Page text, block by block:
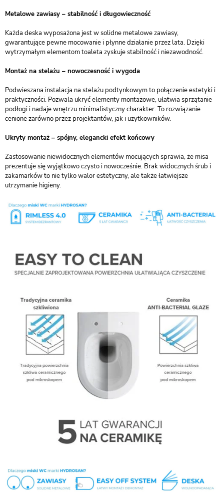
Metalowe zawiasy – stabilność i długowieczność
Każda deska wyposażona jest w solidne metalowe zawiasy,
gwarantujące pewne mocowanie i płynne działanie przez lata. Dzięki
wytrzymałym elementom toaleta zyskuje stabilność i niezawodność.
Montaż na stelażu – nowoczesność i wygoda
Podwieszana instalacja na stelażu podtynkowym to połączenie estetyki i
praktyczności. Pozwala ukryć elementy montażowe, ułatwia sprzątanie
podłogi i nadaje wnętrzu minimalistyczny charakter. To rozwiązanie
cenione zarówno przez projektantów, jak i użytkowników.
Ukryty montaż – spójny, elegancki efekt końcowy
Zastosowanie niewidocznych elementów mocujących sprawia, że misa
prezentuje się wyjątkowo czysto i nowocześnie. Brak widocznych śrub i
zakamarków to nie tylko walor estetyczny, ale także łatwiejsze
utrzymanie higieny.